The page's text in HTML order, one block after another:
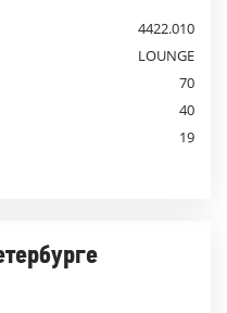
4422.010
LOUNGE
70
40
19